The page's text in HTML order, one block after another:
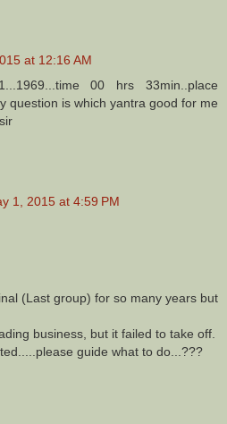
at 12:16 AM
00 hrs 33min..place
question is which yantra good for me
1, 2015 at 4:59 PM
(Last group) for so many years but
business, but it failed to take off.
guide what to do...???